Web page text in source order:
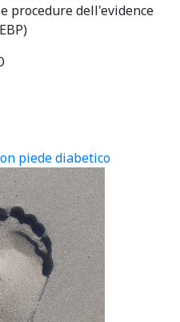
procedure dell'evidence
piede diabetico